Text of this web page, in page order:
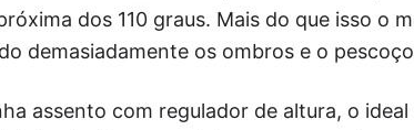
dos 110 graus. Mais do que isso o
demasiadamente os ombros e o
assento com regulador de altura, o